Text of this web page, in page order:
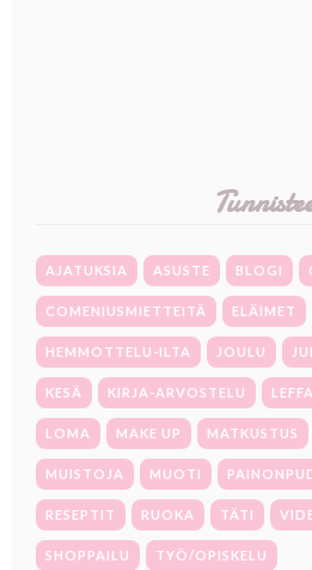
AJATUKSIA ASUSTE BLOGI
COMENIUSMIETTEITÄ ELÄIMET
HEMMOTTELU-ILTA JOULU
KESÄ KIRJA-ARVOSTELU
LOMA MAKE UP MATKUSTUS
MUISTOJA MUOTI
RESEPTIT RUOKA TÄTI
SHOPPAILU TYÖ/OPISKELU